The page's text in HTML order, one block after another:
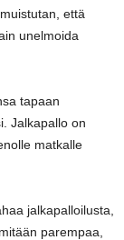
että
unelmoida
tapaan
Jalkapallo on
matkalle
jalkapalloilusta,
parempaa,